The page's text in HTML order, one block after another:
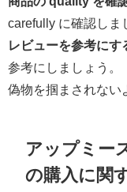
carefully に確認しま
レビューを参考にす
参考にしましょう。
偽物を掴まされない
アップミー
の購入に関